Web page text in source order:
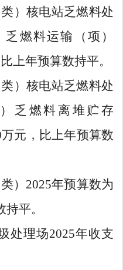
）核电站乏燃料处
燃料运输（项）
上年预算数持平。
）核电站乏燃料处
乏燃料离堆贮存
万元，比上年预算数
） 2025年预算数为
平。
处理场2025年收支